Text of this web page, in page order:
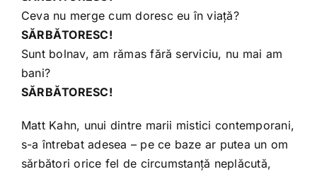
Ceva nu merge cum doresc eu în viață?
SĂRBĂTORESC!
Sunt bolnav, am rămas fără serviciu, nu mai am
bani?
SĂRBĂTORESC!
Matt Kahn, unui dintre marii mistici contemporani,
s-a întrebat adesea – pe ce baze ar putea un om
sărbători orice fel de circumstanță neplăcută,